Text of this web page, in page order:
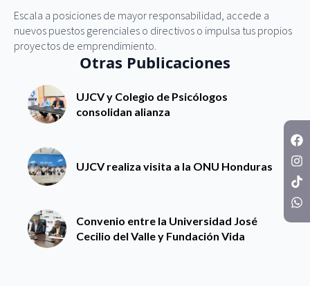
Escala a posiciones de mayor responsabilidad, accede a
nuevos puestos gerenciales o directivos o impulsa tus propios
proyectos de emprendimiento.
Otras Publicaciones
UJCV y Colegio de Psicólogos
consolidan alianza
UJCV realiza visita a la ONU Honduras
Convenio entre la Universidad José
Cecilio del Valle y Fundación Vida